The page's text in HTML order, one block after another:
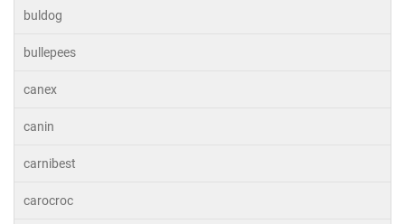
buldog
bullepees
canex
canin
carnibest
carocroc